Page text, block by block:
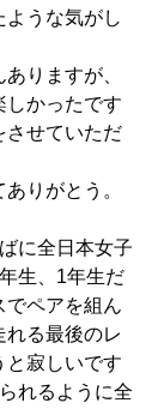
ような気がし
りますが、
しかったです
させていただ
りがとう。
に全日本女子
生、1年生だ
でペアを組ん
れる最後のレ
と寂しいです
れるように全